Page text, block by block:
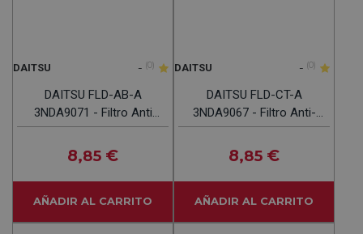
DAITSU - (0)
DAITSU FLD-AB-A
3NDA9071 - Filtro Anti
Bacterias
8,85 €
AÑADIR AL CARRITO
DAITSU - (0)
DAITSU FLD-CT-A
3NDA9067 - Filtro Anti-
Polvo Estándar
8,85 €
AÑADIR AL CARRITO